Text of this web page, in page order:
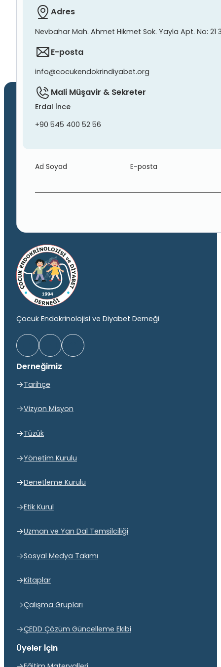
Adres
Nevbahar Mah. Ahmet Hikmet Sok. Yayla Apt. No: 21
E-posta
info@cocukendokrindiyabet.org
Mali Müşavir & Sekreter
Erdal İnce
+90 545 400 52 56
Ad Soyad E-posta
Çocuk Endokrinolojisi ve Diyabet Derneği
Derneğimiz
Tarihçe
Vizyon Misyon
Tüzük
Yönetim Kurulu
Denetleme Kurulu
Etik Kurul
Uzman ve Yan Dal Temsilciliği
Sosyal Medya Takımı
Kitaplar
Çalışma Grupları
ÇEDD Çözüm Güncelleme Ekibi
Üyeler İçin